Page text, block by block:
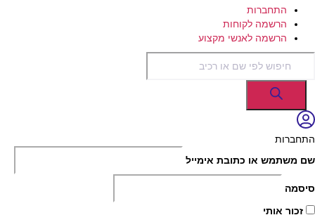
התחברות
הרשמה לקוחות
הרשמה לאנשי מקצוע
search
התחברות
שם משתמש או כתובת אימייל
סיסמה
זכור אותי